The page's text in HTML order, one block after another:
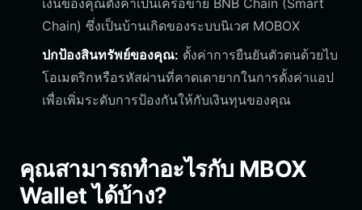
เงินของคุณตั้งค่าเป็นเครือข่าย BNB Chain (Smart
Chain) ซึ่งเป็นบ้านเกิดของระบบนิเวศ MOBOX
ปกป้องสินทรัพย์ของคุณ: ตั้งค่าการยืนยันตัวตนด้วยไบ
โอเมตริกหรือรหัสผ่านที่คาดเดายากในการตั้งค่าแอป
เพื่อเพิ่มระดับการป้องกันให้กับเงินทุนของคุณ
คุณสามารถทำอะไรกับ MBOX
Wallet ได้บ้าง?